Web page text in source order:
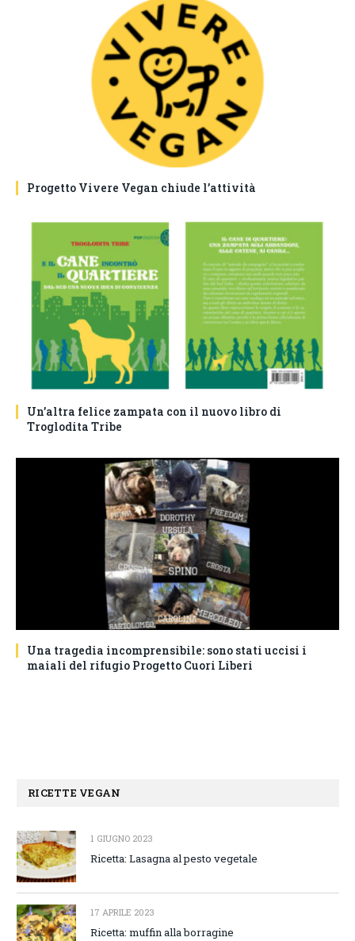
Progetto Vivere Vegan chiude l’attività
Un’altra felice zampata con il nuovo libro di
Troglodita Tribe
Una tragedia incomprensibile: sono stati uccisi i
maiali del rifugio Progetto Cuori Liberi
RICETTE VEGAN
1 GIUGNO 2023
Ricetta: Lasagna al pesto vegetale
17 APRILE 2023
Ricetta: muffin alla borragine